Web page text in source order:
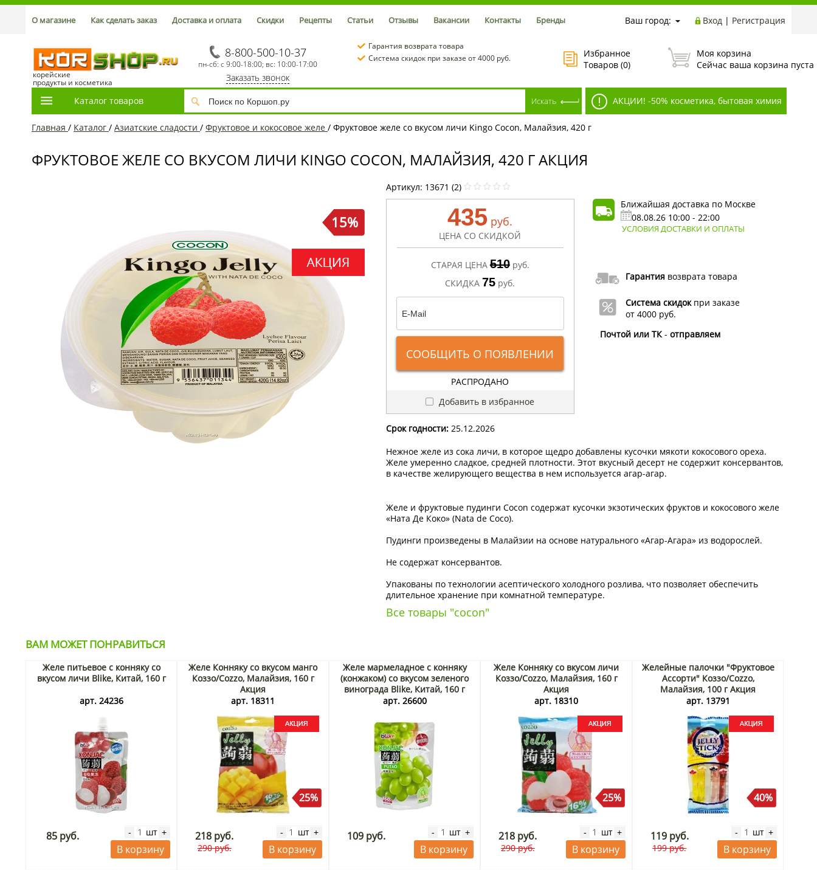
Ваш город: Вход | Регистрация
О магазине Как сделать заказ Доставка и оплата Скидки Рецепты Статьи Отзывы Вакансии Контакты Бренды
корейские
продукты и косметика
8-800-500-10-37
пн-сб: с 9:00-18:00; вс: 10:00-17:00
Заказать звонок
Гарантия возврата товара
Система скидок при заказе от 4000 руб.
Избранное
Товаров (0)
Моя корзина
Сейчас ваша корзина пуста
Каталог товаров АКЦИИ! -50% косметика, бытовая химия
Главная / Каталог / Азиатcкие сладости / Фруктовое и кокосовое желе / Фруктовое желе со вкусом личи Kingo Cocon, Малайзия, 420 г
ФРУКТОВОЕ ЖЕЛЕ СО ВКУСОМ ЛИЧИ KINGO COCON, МАЛАЙЗИЯ, 420 Г АКЦИЯ
15%
Артикул: 13671 (2)
435 руб.
ЦЕНА СО СКИДКОЙ
СТАРАЯ ЦЕНА 510 руб.
СКИДКА 75 руб.
СООБЩИТЬ О ПОЯВЛЕНИИ
РАСПРОДАНО
Добавить в избранное
Ближайшая доставка по Москве
08.08.26 10:00 - 22:00
УСЛОВИЯ ДОСТАВКИ И ОПЛАТЫ
Гарантиявозврата товара
Система скидокпри заказе
от 4000 руб.
Почтой или ТК- отправляем
Срок годности:25.12.2026
Нежное желе из сока личи, в которое щедро добавлены кусочки мякоти кокосового ореха.
Желе умеренно сладкое, средней плотности. Этот вкусный десерт не содержит консервантов,
в качестве желирующего вещества в нем используется агар-агар.
Желе и фруктовые пудинги Cocon содержат кусочки экзотических фруктов и кокосового желе
«Ната Де Коко» (Nata de Coco).
Пудинги произведены в Малайзии на основе натурального «Агар-Агара» из водорослей.
Не содержат консервантов.
Упакованы по технологии асептического холодного розлива, что позволяет обеспечить
длительное хранение при комнатной температуре.
Все товары "cocon"
ВАМ МОЖЕТ ПОНРАВИТЬСЯ
Желе питьевое с конняку со
вкусом личи Blike, Китай, 160 г
арт. 24236
85 руб. - шт +
В корзину
Желе Конняку со вкусом манго
Коззо/Cozzo, Малайзия, 160 г
Акция
арт. 18311
25%
218 руб.
290 руб.
- шт +
В корзину
Желе мармеладное с конняку
(конжаком) со вкусом зеленого
винограда Blike, Китай, 160 г
арт. 26600
109 руб. - шт +
В корзину
Желе Конняку со вкусом личи
Коззо/Cozzo, Малайзия, 160 г
Акция
арт. 18310
25%
218 руб.
290 руб.
- шт +
В корзину
Желейные палочки "Фруктовое
Ассорти" Коззо/Cozzo,
Малайзия, 100 г Акция
арт. 13791
40%
119 руб.
199 руб.
- шт +
В корзину